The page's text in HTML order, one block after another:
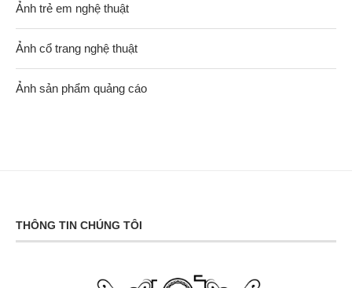
Ảnh trẻ em nghệ thuật
Ảnh cổ trang nghệ thuật
Ảnh sản phẩm quảng cáo
THÔNG TIN CHÚNG TÔI